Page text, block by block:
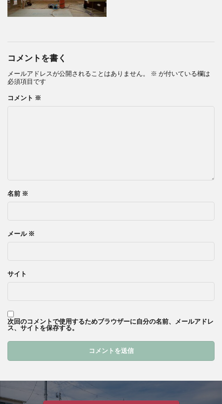
コメントを書く
メールアドレスが公開されることはありません。 ※ が付いている欄は
必須項目です
コメント ※
名前 ※
メール ※
サイト
次回のコメントで使用するためブラウザーに自分の名前、メールアドレ
ス、サイトを保存する。